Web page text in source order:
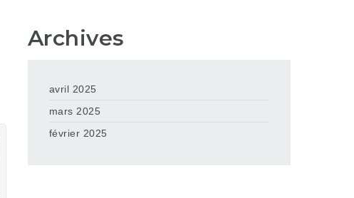
Archives
avril 2025
mars 2025
février 2025